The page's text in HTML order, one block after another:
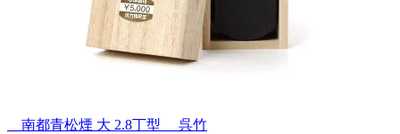
南都青松煙 大 2.8丁型 呉竹